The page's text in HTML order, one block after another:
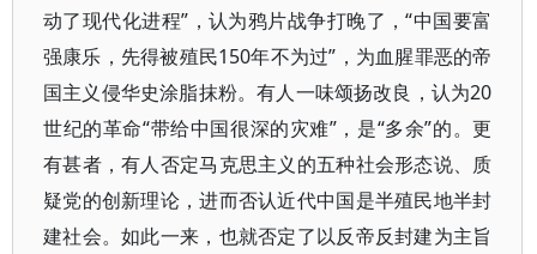
动了现代化进程”，认为鸦片战争打晚了，“中国要富
强康乐，先得被殖民150年不为过”，为血腥罪恶的帝
国主义侵华史涂脂抹粉。有人一味颂扬改良，认为20
世纪的革命“带给中国很深的灾难”，是“多余”的。更
有甚者，有人否定马克思主义的五种社会形态说、质
疑党的创新理论，进而否认近代中国是半殖民地半封
建社会。如此一来，也就否定了以反帝反封建为主旨